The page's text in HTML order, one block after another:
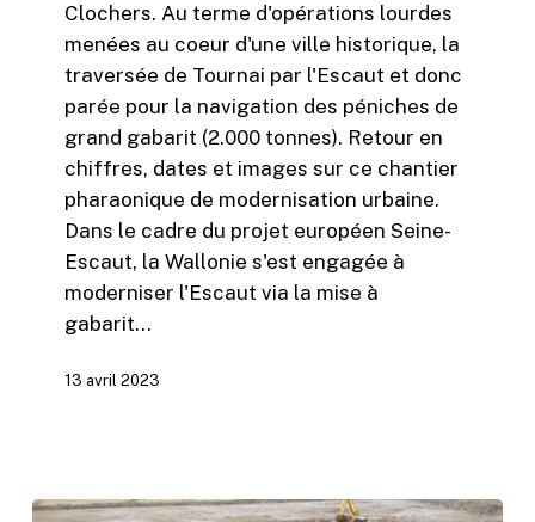
Clochers. Au terme d'opérations lourdes
menées au coeur d'une ville historique, la
traversée de Tournai par l'Escaut et donc
parée pour la navigation des péniches de
grand gabarit (2.000 tonnes). Retour en
chiffres, dates et images sur ce chantier
pharaonique de modernisation urbaine.
Dans le cadre du projet européen Seine-
Escaut, la Wallonie s'est engagée à
moderniser l'Escaut via la mise à
gabarit…
13 avril 2023